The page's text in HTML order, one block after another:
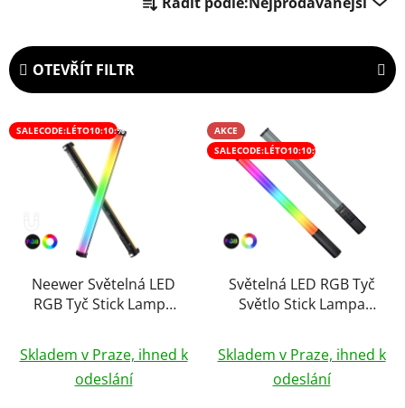
a
e
n
k
t
ů
OTEVŘÍT FILTR
V
ý
k
SALECODE:LÉTO10:10:%
Neewer Světelná LED
RGB Tyč Stick Lampa
Skladem v Praze, ihned k
odeslání
AKCE
SALECODE:LÉTO10:10:%
Světelná LED RGB Tyč
Světlo Stick Lampa
Skladem v Praze, ihned k
odeslání